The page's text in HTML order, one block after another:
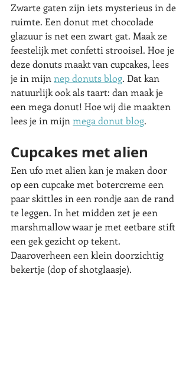
Zwarte gaten zijn iets mysterieus in de
ruimte. Een donut met chocolade
glazuur is net een zwart gat. Maak ze
feestelijk met confetti strooisel. Hoe je
deze donuts maakt van cupcakes, lees
je in mijn nep donuts blog. Dat kan
natuurlijk ook als taart: dan maak je
een mega donut! Hoe wij die maakten
lees je in mijn mega donut blog.
Cupcakes met alien
Een ufo met alien kan je maken door
op een cupcake met botercreme een
paar skittles in een rondje aan de rand
te leggen. In het midden zet je een
marshmallow waar je met eetbare stift
een gek gezicht op tekent.
Daaroverheen een klein doorzichtig
bekertje (dop of shotglaasje).